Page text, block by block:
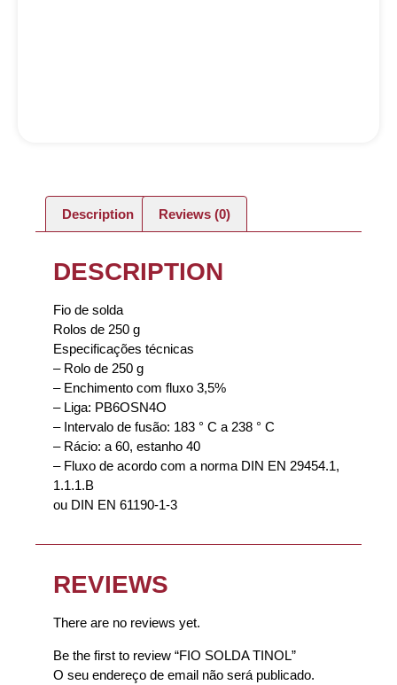
Description Reviews (0)
DESCRIPTION
Fio de solda
Rolos de 250 g
Especificações técnicas
– Rolo de 250 g
– Enchimento com fluxo 3,5%
– Liga: PB6OSN4O
– Intervalo de fusão: 183 ° C a 238 ° C
– Rácio: a 60, estanho 40
– Fluxo de acordo com a norma DIN EN 29454.1,
1.1.1.B
ou DIN EN 61190-1-3
REVIEWS
There are no reviews yet.
Be the first to review “FIO SOLDA TINOL”
O seu endereço de email não será publicado.